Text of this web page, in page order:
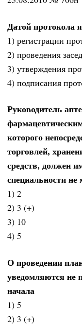
Датой протокола
1) регистрации
2) проведения
3) утверждения
4) подписания
Руководитель
которого
торговлей,
средств, должен
специальности не
1) 2
2) 3 (+)
3) 10
4) 5
О проведении
уведомляются не
начала
1) 5
2) 3 (+)